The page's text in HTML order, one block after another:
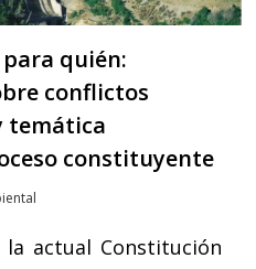
quién:
conflictos
temática
constituyente
actual Constitución